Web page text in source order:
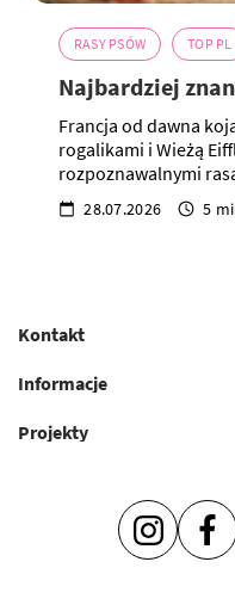
RASY PSÓW TOP PL
Najbardziej
Francja od dawna
rogalikami i Wieżą
rozpoznawalnymi
28.07.2026 5
Kontakt
+38 (073) 606 74 43
Przecież tak łatwo jest
Informacje
Zasady ogólne świadczenia
Projekty
Salony groomerskie
Akademia groomingu